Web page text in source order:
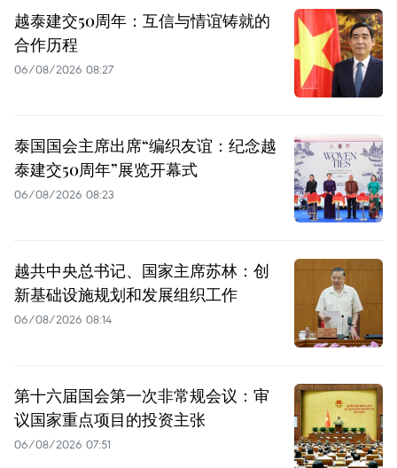
越泰建交50周年：互信与情谊铸就的
合作历程
06/08/2026 08:27
泰国国会主席出席“编织友谊：纪念越
泰建交50周年”展览开幕式
06/08/2026 08:23
越共中央总书记、国家主席苏林：创
新基础设施规划和发展组织工作
06/08/2026 08:14
第十六届国会第一次非常规会议：审
议国家重点项目的投资主张
06/08/2026 07:51